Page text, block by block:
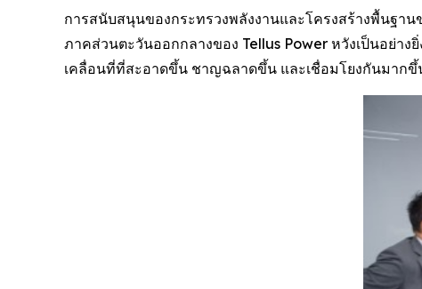
การสนับสนุนของกระทรวงพลังงานและโครงสร้างพื้นฐา
ภาคส่วนตะวันออกกลางของ Tellus Power หวังเป็นอย่าง
เคลื่อนที่ที่สะอาดขึ้น ชาญฉลาดขึ้น และเชื่อมโยงกันมากขึ้